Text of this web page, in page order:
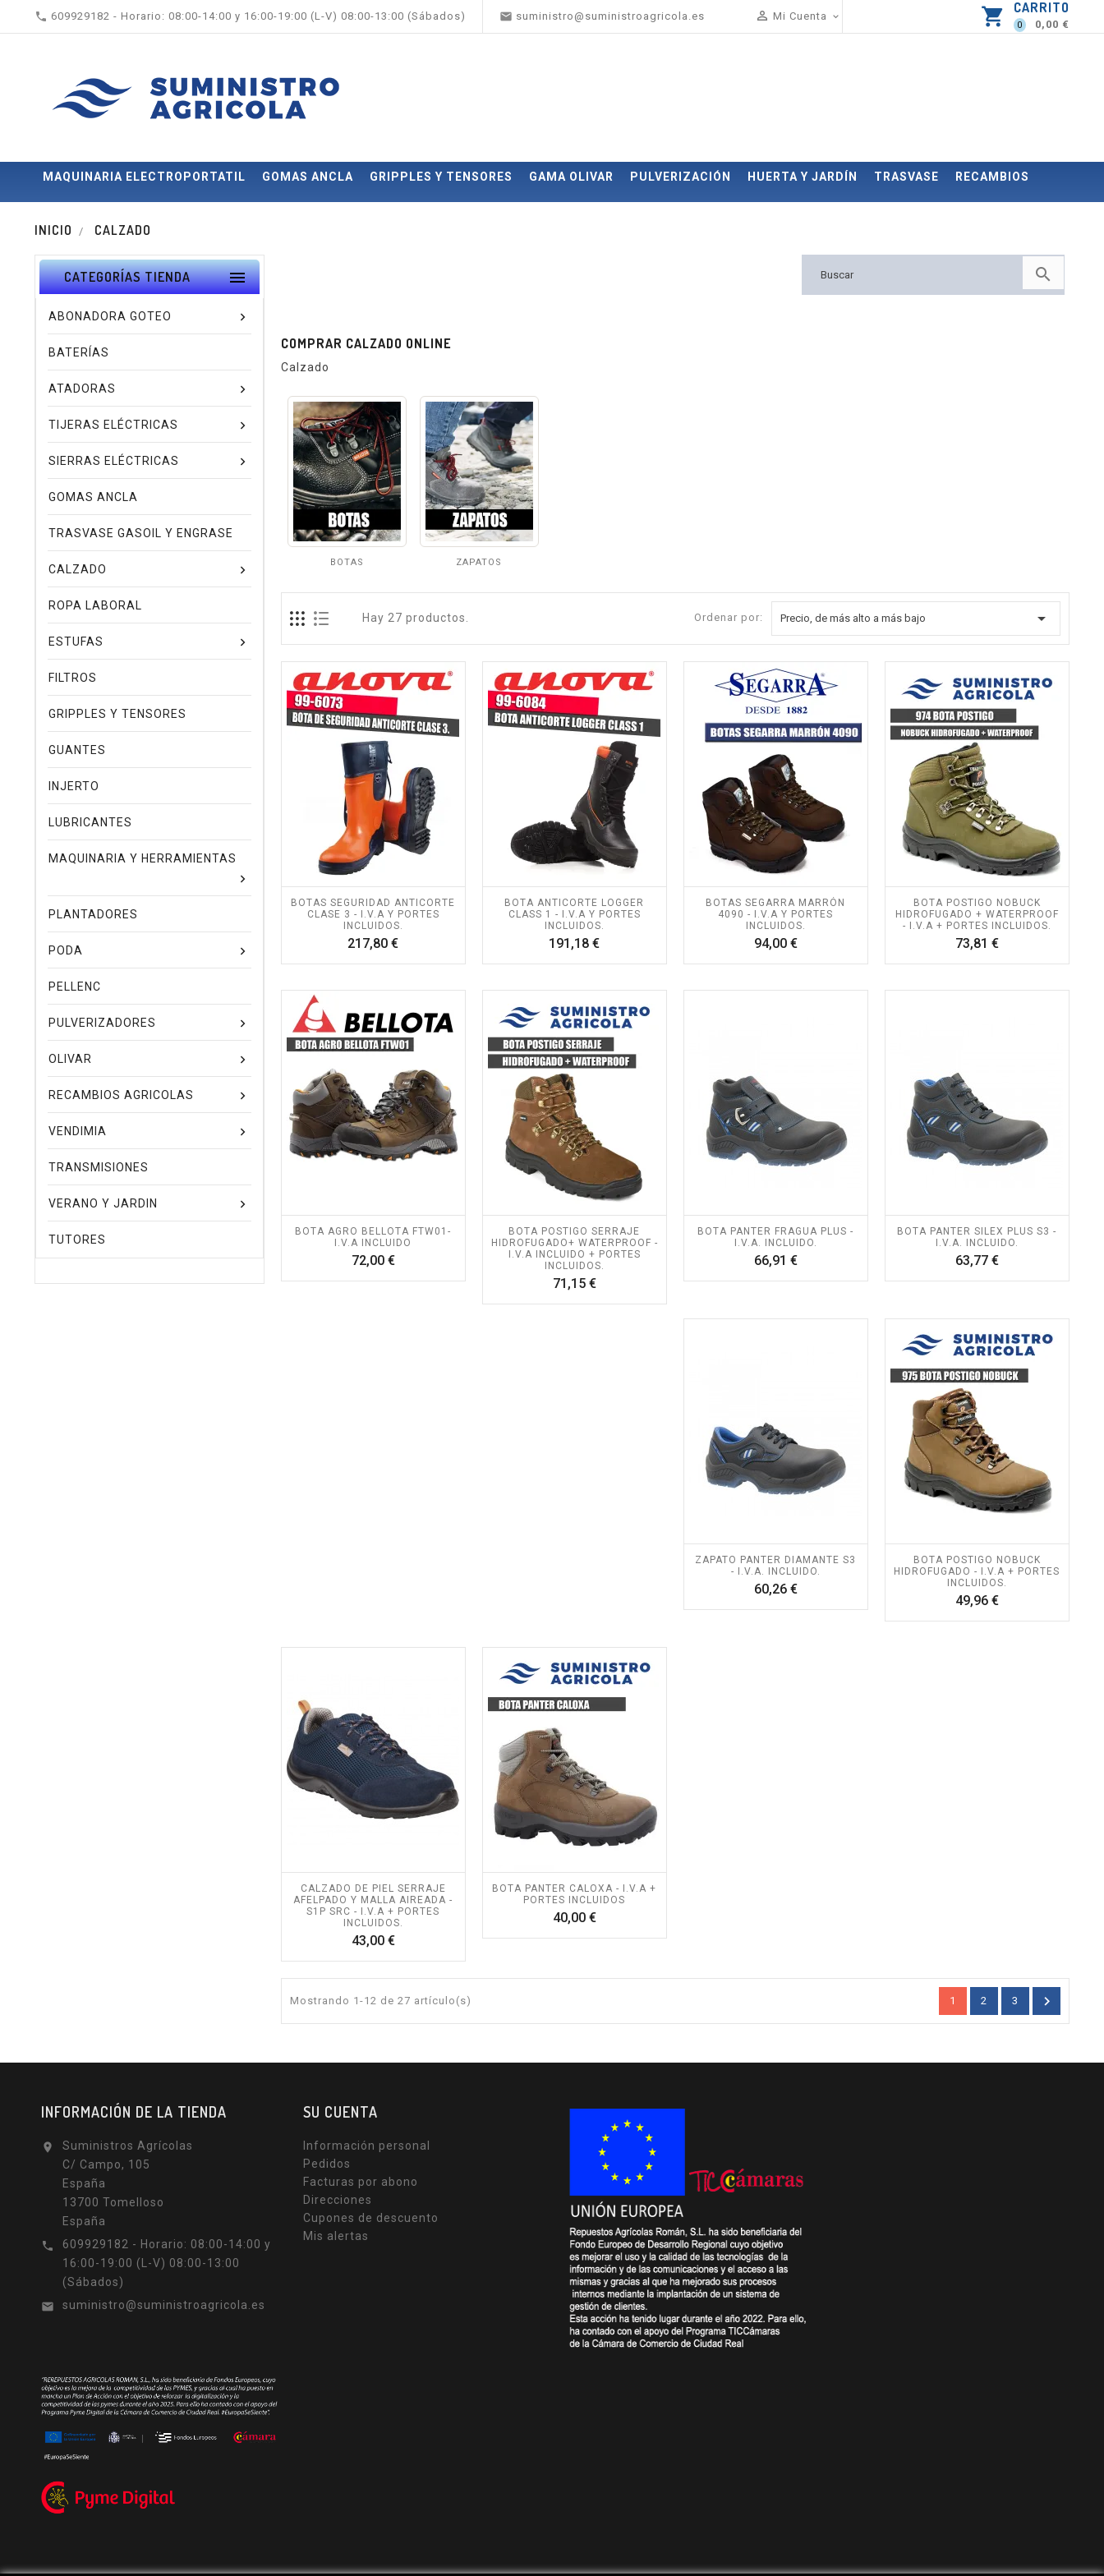
 609929182 - Horario: 08:00-14:00 y 16:00-19:00 (L-V) 08:00-13:00 (Sábados)  suministro@suministroagricola.es  Mi Cuenta  shopping_cart CARRITO
0 0,00 €
MAQUINARIA ELECTROPORTATIL GOMAS ANCLA GRIPPLES Y TENSORES GAMA OLIVAR PULVERIZACIÓN HUERTA Y JARDÍN TRASVASE RECAMBIOS
INICIO CALZADO
CATEGORÍAS TIENDA 
ABONADORA GOTEO
BATERÍAS
ATADORAS
TIJERAS ELÉCTRICAS
SIERRAS ELÉCTRICAS
GOMAS ANCLA
TRASVASE GASOIL Y ENGRASE
CALZADO
ROPA LABORAL
ESTUFAS
FILTROS
GRIPPLES Y TENSORES
GUANTES
INJERTO
LUBRICANTES
MAQUINARIA Y HERRAMIENTAS
PLANTADORES
PODA
PELLENC
PULVERIZADORES
OLIVAR
RECAMBIOS AGRICOLAS
VENDIMIA
TRANSMISIONES
VERANO Y JARDIN
TUTORES

COMPRAR CALZADO ONLINE
Calzado
BOTAS ZAPATOS
Hay 27 productos. Ordenar por: Precio, de más alto a más bajo 
BOTAS SEGURIDAD ANTICORTE
CLASE 3 - I.V.A Y PORTES
INCLUIDOS.
217,80 €Precio
BOTA ANTICORTE LOGGER
CLASS 1 - I.V.A Y PORTES
INCLUIDOS.
191,18 €Precio
BOTAS SEGARRA MARRÓN
4090 - I.V.A Y PORTES
INCLUIDOS.
94,00 €Precio
BOTA POSTIGO NOBUCK
HIDROFUGADO + WATERPROOF
- I.V.A + PORTES INCLUIDOS.
73,81 €Precio
BOTA AGRO BELLOTA FTW01-
I.V.A INCLUIDO
72,00 €Precio
BOTA POSTIGO SERRAJE
HIDROFUGADO+ WATERPROOF -
I.V.A INCLUIDO + PORTES
INCLUIDOS.
71,15 €Precio
BOTA PANTER FRAGUA PLUS -
I.V.A. INCLUIDO.
66,91 €Precio
BOTA PANTER SILEX PLUS S3 -
I.V.A. INCLUIDO.
63,77 €Precio
ZAPATO PANTER DIAMANTE S3
- I.V.A. INCLUIDO.
60,26 €Precio
BOTA POSTIGO NOBUCK
HIDROFUGADO - I.V.A + PORTES
INCLUIDOS.
49,96 €Precio
CALZADO DE PIEL SERRAJE
AFELPADO Y MALLA AIREADA -
S1P SRC - I.V.A + PORTES
INCLUIDOS.
43,00 €Precio
BOTA PANTER CALOXA - I.V.A +
PORTES INCLUIDOS
40,00 €Precio
Mostrando 1-12 de 27 artículo(s) 1 2 3 
INFORMACIÓN DE LA TIENDA

Suministros Agrícolas
C/ Campo, 105
España
13700 Tomelloso
España

609929182 - Horario: 08:00-14:00 y
16:00-19:00 (L-V) 08:00-13:00
(Sábados)

suministro@suministroagricola.es
SU CUENTA
Información personal
Pedidos
Facturas por abono
Direcciones
Cupones de descuento
Mis alertas